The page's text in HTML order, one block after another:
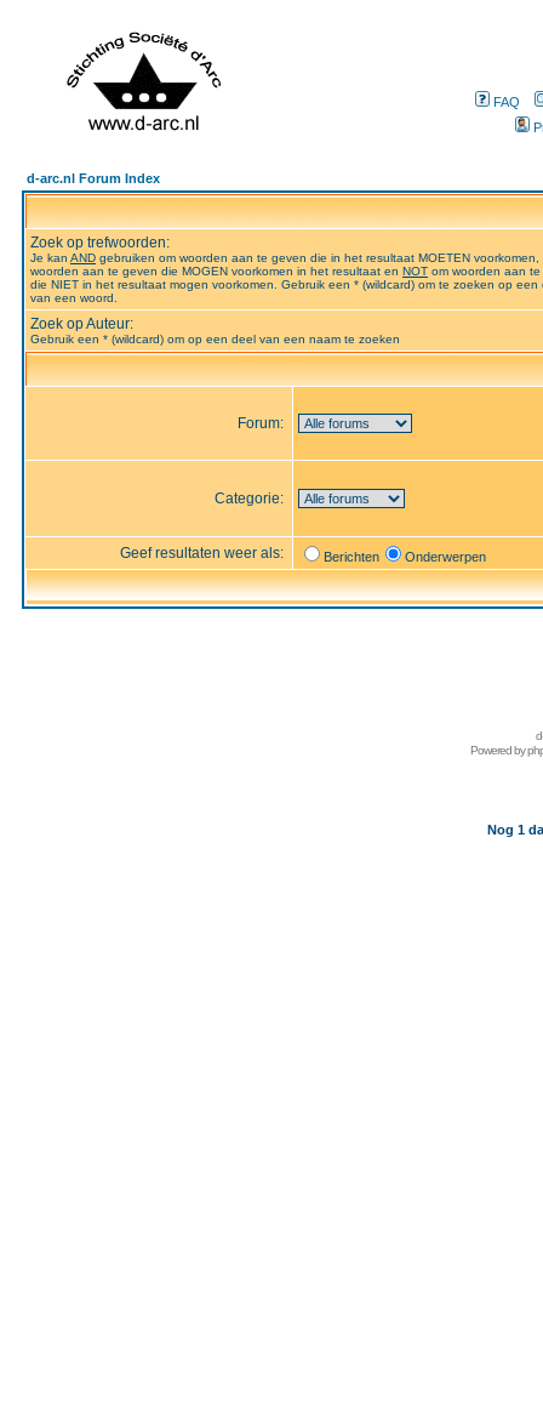
FAQ
d-arc.nl Forum Index
Zoek op trefwoorden:
Je kan AND gebruiken om woorden aan te geven die in het resultaat MOETEN voorkomen,
woorden aan te geven die MOGEN voorkomen in het resultaat en NOT om woorden aan
die NIET in het resultaat mogen voorkomen. Gebruik een * (wildcard) om te zoeken op een
van een woord.
Zoek op Auteur:
Gebruik een * (wildcard) om op een deel van een naam te zoeken
Forum:
Categorie:
Geef resultaten weer als: Berichten Onderwerpen
Powered by
Nog 1